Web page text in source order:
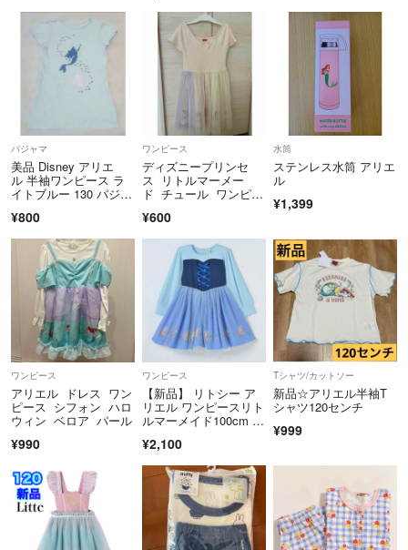
パジャマ
美品 Disney アリエ
ル 半袖ワンピース ラ
イトブルー 130 パジャ
¥800
ワンピース
ディズニープリンセ
ス リトルマーメー
ド チュール ワンピー
¥600
水筒
ステンレス水筒 アリエ
ル
¥1,399
ワンピース
アリエル ドレス ワン
ピース シフォン ハロ
ウィン ベロア パール
¥990
ワンピース
【新品】 リトシー ア
リエル ワンピースリト
ルマーメイド100cm デ
¥2,100
Tシャツ/カットソー
新品☆アリエル半袖T
シャツ120センチ
¥999